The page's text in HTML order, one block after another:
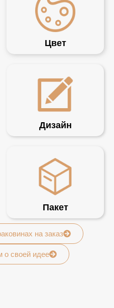
Цвет
Дизайн
Пакет
на заказ
о своей идее